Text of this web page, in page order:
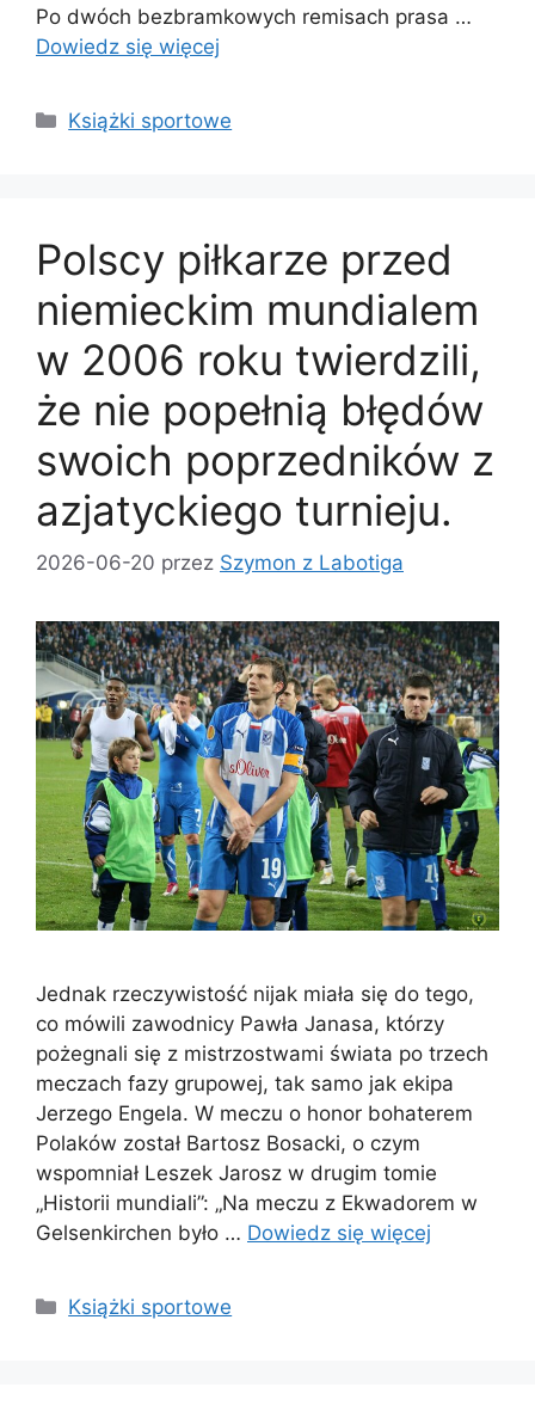
Po dwóch bezbramkowych remisach prasa …
Dowiedz się więcej
Kategorie
Książki sportowe
Polscy piłkarze przed
niemieckim mundialem
w 2006 roku twierdzili,
że nie popełnią błędów
swoich poprzedników z
azjatyckiego turnieju.
2026-06-20 przez Szymon z Labotiga
Jednak rzeczywistość nijak miała się do tego,
co mówili zawodnicy Pawła Janasa, którzy
pożegnali się z mistrzostwami świata po trzech
meczach fazy grupowej, tak samo jak ekipa
Jerzego Engela. W meczu o honor bohaterem
Polaków został Bartosz Bosacki, o czym
wspomniał Leszek Jarosz w drugim tomie
„Historii mundiali”: „Na meczu z Ekwadorem w
Gelsenkirchen było … Dowiedz się więcej
Kategorie
Książki sportowe